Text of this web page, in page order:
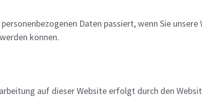
Daten passiert, wenn Sie unsere
können.
auf dieser Website erfolgt durch den